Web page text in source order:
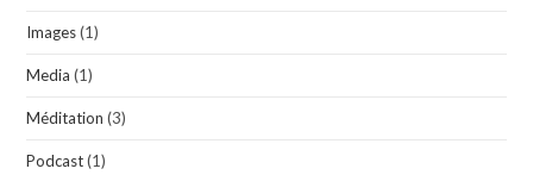
Images (1)
Media (1)
Méditation (3)
Podcast (1)